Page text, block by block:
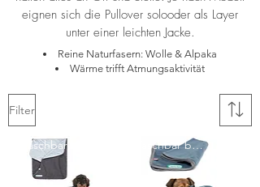
eignen sich die Pullover solooder als Layer
unter einer leichten Jacke.
Reine Naturfasern: Wolle & Alpaka
Wärme trifft Atmungsaktivität
Filter
Waschbar bei 95°C